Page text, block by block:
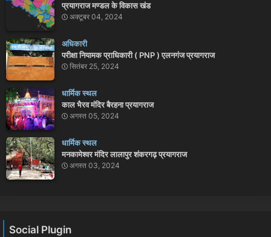
प्रयागराज मण्डल के विकास खंड
अक्टूबर 04, 2024
अधिकारी
परीक्षा नियामक प्राधिकारी ( PNP ) एलनगंज प्रयागराज
सितंबर 25, 2024
धार्मिक स्थल
काल भैरव मंदिर बैरहना प्रयागराज
अगस्त 05, 2024
धार्मिक स्थल
मनकामेश्वर मंदिर लालापुर शंकरगढ़ प्रयागराज
अगस्त 03, 2024
Social Plugin